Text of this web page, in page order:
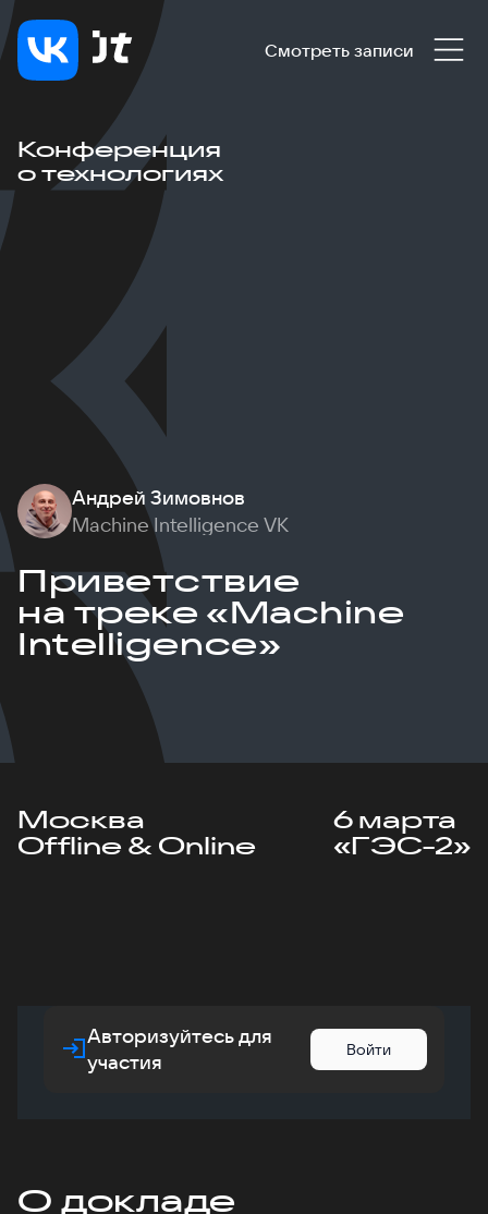
Смотреть записи
Конференция
о технологиях
Андрей Зимовнов
Machine Intelligence VK
Приветствие
на треке «Machine
Intelligence»
Москва
Offline & Online
6 марта
«ГЭС-2»
Авторизуйтесь для
участия
Войти
О докладе